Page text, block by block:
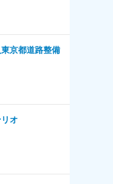
京都道路整備
オ